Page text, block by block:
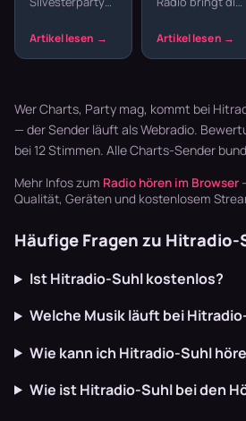
Jahreswechsel
den ganzen
läuft dur…
ins
Blaskapellen.
Keine v…
Wer Charts, Party mag, kommt bei
— der Sender läuft als Webradio.
bei 12 Stimmen. AlleCharts-Sender
Mehr Infos zum Radio hören im Browser
Qualität, Geräten und kostenlosem
Häufige Fragen zu Hitradio-
Ist Hitradio-Suhl kostenlos?
Welche Musik läuft bei
Wie kann ich Hitradio-Suhl
Wie ist Hitradio-Suhl bei den